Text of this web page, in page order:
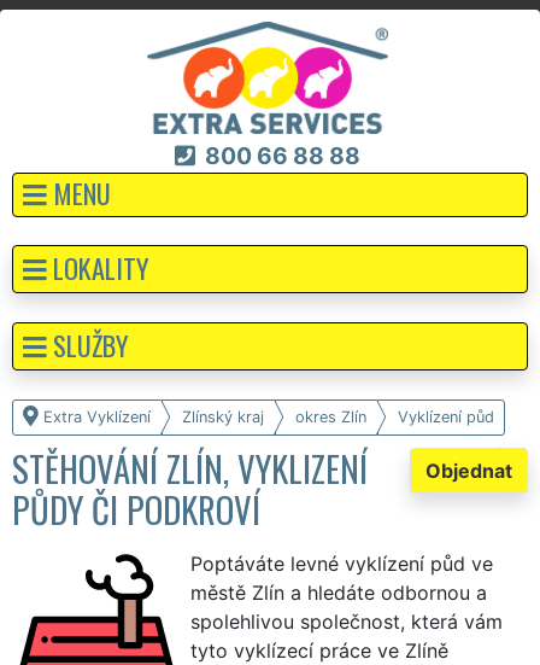
800 66 88 88
MENU
Extra Vyklízení Zlínský kraj okres Zlín Vyklízení půd
Objednat
STĚHOVÁNÍ ZLÍN, VYKLIZENÍ
PŮDY ČI PODKROVÍ
Poptáváte levné vyklízení půd ve
městě Zlín a hledáte odbornou a
spolehlivou společnost, která vám
tyto vyklízecí práce ve Zlíně
LOKALITY
SLUŽBY